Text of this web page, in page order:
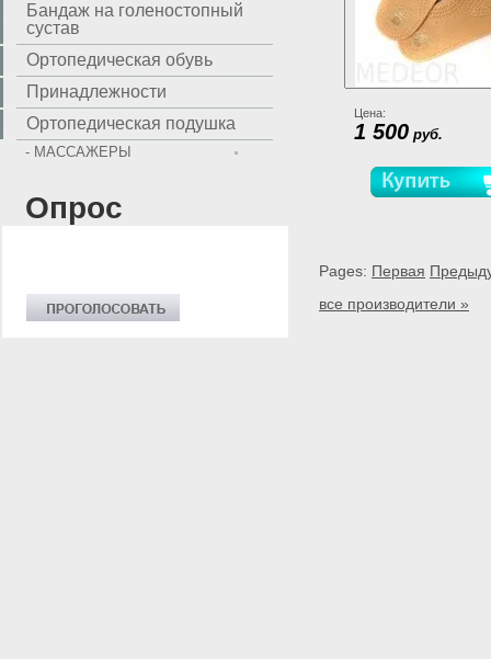
Цена:
1 500 руб.
Pages: Первая
все производители »
Бандаж на голеностопный
сустав
Ортопедическая обувь
Принадлежности
Ортопедическая подушка
- МАССАЖЕРЫ
Опрос